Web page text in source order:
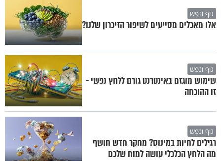
גוף ונפש
אלו מאכלים מסייעים לשיפור הזיכרון שלנו?
גוף ונפש
שימוש מוגזם באינטרנט גורם ללחץ נפשי -
זו ההוכחה
גוף ונפש
רגילים לחיות במינוס? מחקר חדש חושף
מה הלחץ הכלכלי עושה למוח שלכם